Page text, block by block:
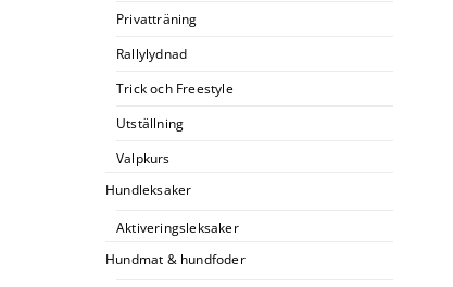
Privatträning
Rallylydnad
Trick och Freestyle
Utställning
Valpkurs
Hundleksaker
Aktiveringsleksaker
Hundmat & hundfoder